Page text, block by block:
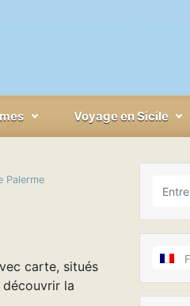
Voyage en Sicile
Palerme
carte, situés
la